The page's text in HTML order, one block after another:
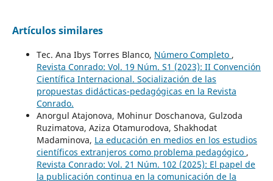
Artículos similares
Tec. Ana Ibys Torres Blanco, Número Completo ,
Revista Conrado: Vol. 19 Núm. S1 (2023): II Convención
Científica Internacional. Socialización de las
propuestas didácticas-pedagógicas en la Revista
Conrado.
Anorgul Atajonova, Mohinur Doschanova, Gulzoda
Ruzimatova, Aziza Otamurodova, Shakhodat
Madaminova, La educación en medios en los estudios
científicos extranjeros como problema pedagógico ,
Revista Conrado: Vol. 21 Núm. 102 (2025): El papel de
la publicación continua en la comunicación de la